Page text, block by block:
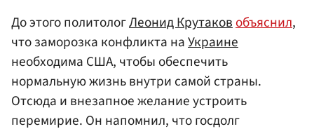
До этого политологЛеонид Крутаковобъяснил,
что заморозка конфликта наУкраине
необходима США, чтобы обеспечить
нормальную жизнь внутри самой страны.
Отсюда и внезапное желание устроить
перемирие. Он напомнил, что госдолг